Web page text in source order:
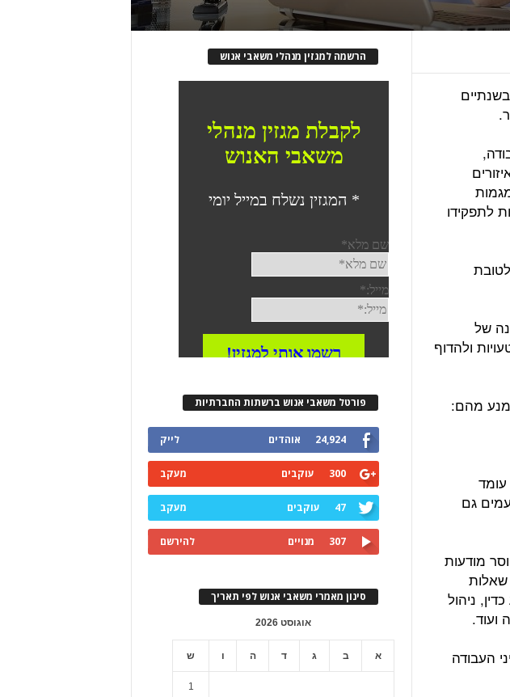
לתפקידו
של
ולהדוף
גם
מודעות
שאלות
ניהול
ועוד.
העבודה
הרשמה למגזין מנהלי משאבי אנוש
פורטל משאבי אנוש ברשתות החברתיות
24,924 אוהדים לייק
300 עוקבים מעקב
47 עוקבים מעקב
307 מנויים להירשם
סינון מאמרי משאבי אנוש לפי תאריך
אוגוסט 2026
א ב ג ד ה ו ש
1